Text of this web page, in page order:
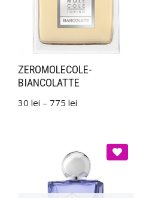
ZEROMOLECOLE-
BIANCOLATTE
30 lei – 775 lei